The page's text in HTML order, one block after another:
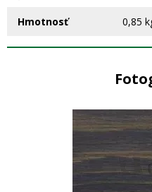
Hmotnosť 0,85